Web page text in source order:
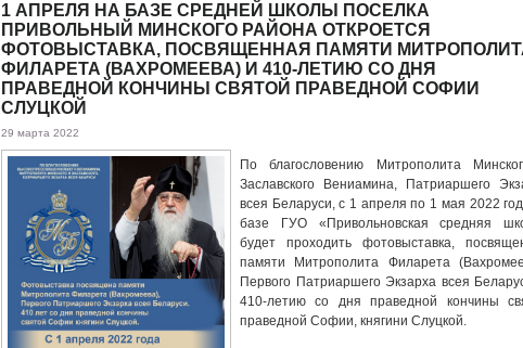
1 АПРЕЛЯ НА БАЗЕ СРЕДНЕЙ ШКОЛЫ ПОСЕЛКА
ПРИВОЛЬНЫЙ МИНСКОГО РАЙОНА ОТКРОЕТСЯ
ФОТОВЫСТАВКА, ПОСВЯЩЕННАЯ ПАМЯТИ
ФИЛАРЕТА (ВАХРОМЕЕВА) И 410-ЛЕТИЮ СО ДНЯ
ПРАВЕДНОЙ КОНЧИНЫ СВЯТОЙ ПРАВЕДНОЙ СОФИИ
СЛУЦКОЙ
29 марта 2022
По благословению Митрополита
Заславского Вениамина, Патриаршего
всея Беларуси, с 1 апреля по 1 мая 2022
базе ГУО «Привольновская средняя
будет проходить фотовыставка,
памяти Митрополита Филарета
Первого Патриаршего Экзарха всея
410-летию со дня праведной кончины
праведной Софии, княгини Слуцкой.